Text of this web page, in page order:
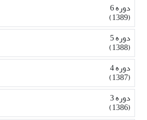
دوره 6
(1389)
دوره 5
(1388)
دوره 4
(1387)
دوره 3
(1386)